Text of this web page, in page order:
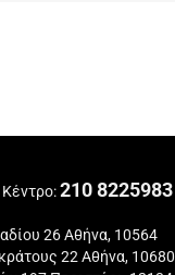
210 8225983
26 Αθήνα, 10564
22 Αθήνα, 10680